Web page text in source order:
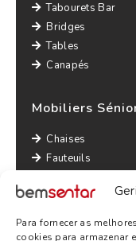
Para fornecer as
cookies para armazenar
Tabourets Bar
Bridges
Tables
Canapés
Mobiliers
Chaises
Fauteuils
Tables
Autres